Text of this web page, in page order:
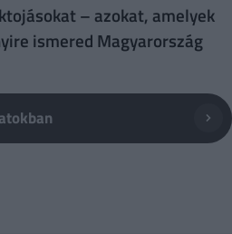
– azokat, amelyek
ismered Magyarország